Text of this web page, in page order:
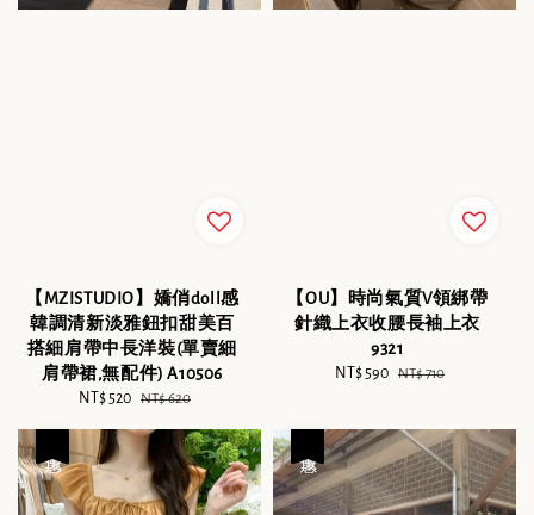
【MZISTUDIO】嬌俏doll感
韓調清新淡雅鈕扣甜美百
搭細肩帶中長洋裝(單賣細
肩帶裙,無配件) A10506
Sale
NT$ 520 Regular
NT$ 620
【OU】時尚氣質V領綁帶
針織上衣收腰長袖上衣
9321
Sale
NT$ 590 Regular
NT$ 710